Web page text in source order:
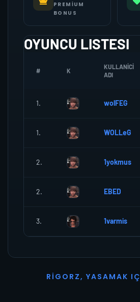
PREMIUM
BONUS
OYUNCU LISTESI
# K
KULLANICI
ADI
1. wolFEG
1. WOLLeG
2. 1yokmus
2. EBED
3. 1varmis
R I G O R Z, YASAMAK I Ç